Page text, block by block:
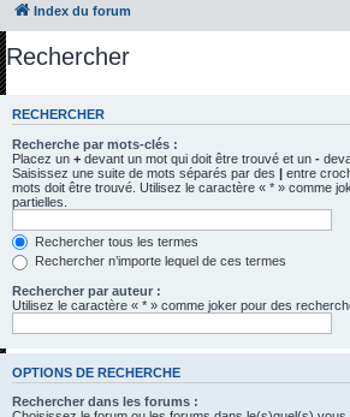
Index du forum
Rechercher
RECHERCHER
Recherche par mots-clés :
Placez un + devant un mot qui doit être trouvé et un -
Saisissez une suite de mots séparés par des | entre
mots doit être trouvé. Utilisez le caractère « * » comme
partielles.
Rechercher tous les termes
Rechercher n’importe lequel de ces termes
Rechercher par auteur :
Utilisez le caractère « * » comme joker pour des
OPTIONS DE RECHERCHE
Rechercher dans les forums :